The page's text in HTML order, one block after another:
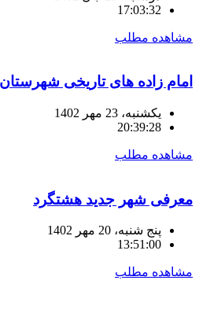
17:03:32
مشاهده مطلب
امام زاده های تاریخی
یکشنبه، 23 مهر 1402
20:39:28
مشاهده مطلب
معرفی شهر جدید هشتگرد
پنج شنبه، 20 مهر 1402
13:51:00
مشاهده مطلب